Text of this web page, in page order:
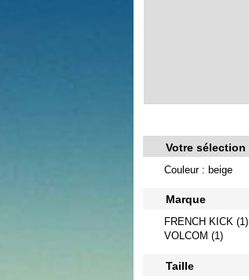
Votre sélection
Couleur : beige
Marque
FRENCH KICK (1)
VOLCOM (1)
Taille